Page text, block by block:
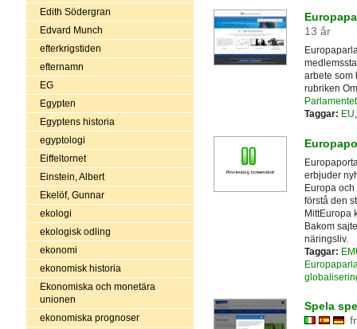
Edith Södergran
Edvard Munch
efterkrigstiden
efternamn
EG
Egypten
Egyptens historia
egyptologi
Eiffeltornet
Einstein, Albert
Ekelöf, Gunnar
ekologi
ekologisk odling
ekonomi
ekonomisk historia
Ekonomiska och monetära
unionen
ekonomiska prognoser
13 år
arbete som
rubriken
Taggar: EU
erbjuder
Europa och
förstå den
MittEuropa
Bakom
näringsliv.
Taggar:
Spela